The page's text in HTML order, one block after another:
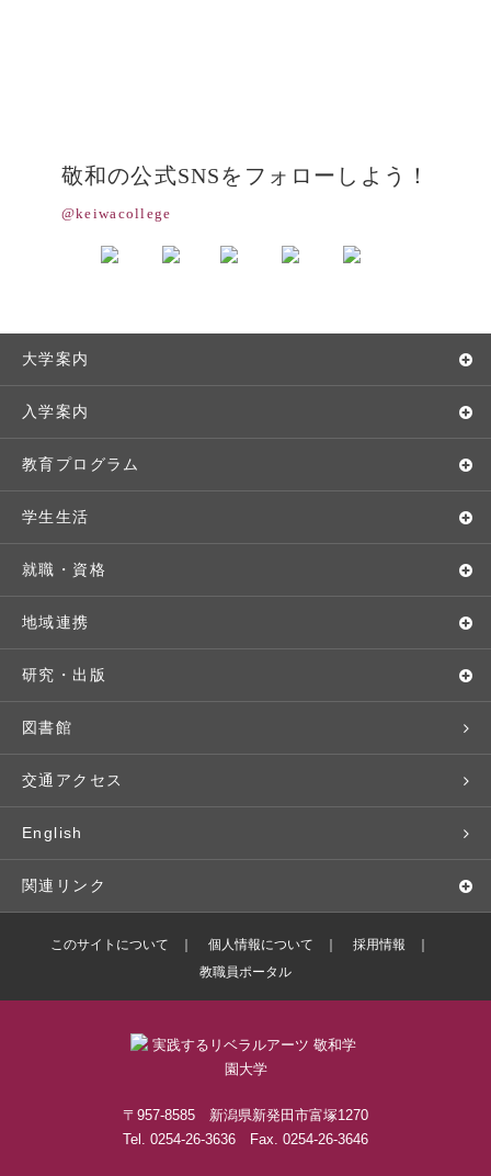
敬和の公式SNSをフォローしよう！
@keiwacollege
大学案内
敬和学園大学とは
学長メッセージ
教育理念・方針・取り組み
キャンパス・施設設備
交通アクセス
基本情報・情報公開
広報・公聴
入学案内
入学者選抜
オープンキャンパス
Webオープンキャンパス
個別相談（来学・オンライン）
特待生（入学者向け）
パンフレット・資料請求
入学予定者の皆さま
教育プログラム
学部・学科
地域実践
留学プログラム
語学プログラム
教職課程
教員紹介
学修支援の体制
学生生活
キャンパスライフ
年間スケジュール
クラブ・サークル
大学周辺マップ
学生寮
学生支援制度
奨学金・特待生（在学生向け）
就職・資格
就職・進路サポート
資格取得
公務員試験対策
就職実績
社会で活躍する卒業生
地域連携
地域との連携
生涯学習
科目等履修生
社会人・シニア入学
施設・設備の貸し出し
研究・出版
研究者・研究分野
人文社会科学研究所
情報メディア研究所
研究論文
出版物
図書館
交通アクセス
English
関連リンク
バドミントン部ブログ
敬和学園高等学校
このサイトについて 個人情報について
採用情報
教職員ポータル
〒957-8585 新潟県新発田市富塚1270
Tel. 0254-26-3636 Fax. 0254-26-3646